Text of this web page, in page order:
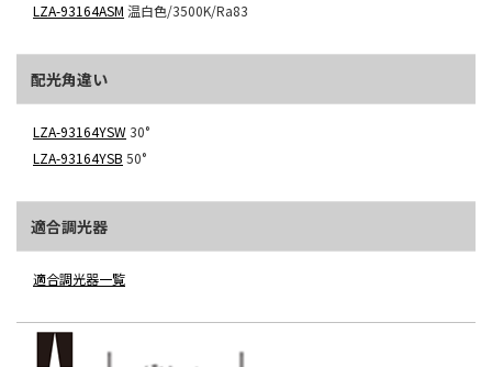
LZA-93164ASM 温白色/3500K/Ra83
配光角違い
LZA-93164YSW30°
LZA-93164YSB 50°
適合調光器
適合調光器一覧